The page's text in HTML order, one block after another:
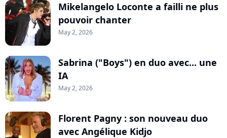
Mikelangelo Loconte a failli ne plus
pouvoir chanter
May 2, 2026
Sabrina ("Boys") en duo avec... une
IA
May 2, 2026
Florent Pagny : son nouveau duo
avec Angélique Kidjo